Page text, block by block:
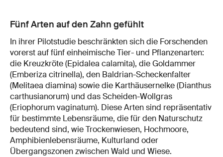
Fünf Arten auf den Zahn gefühlt
In ihrer Pilotstudie beschränkten sich die Forschenden
vorerst auf fünf einheimische Tier- und Pflanzenarten:
die Kreuzkröte (Epidalea calamita), die Goldammer
(Emberiza citrinella), den Baldrian-Scheckenfalter
(Melitaea diamina) sowie die Karthäusernelke (Dianthus
carthusianorum) und das Scheiden-Wollgras
(Eriophorum vaginatum). Diese Arten sind repräsentativ
für bestimmte Lebensräume, die für den Naturschutz
bedeutend sind, wie Trockenwiesen, Hochmoore,
Amphibienlebensräume, Kulturland oder
Übergangszonen zwischen Wald und Wiese.